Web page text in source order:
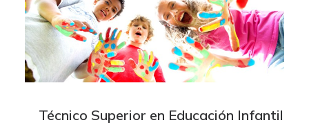
Técnico Superior en Educación Infantil